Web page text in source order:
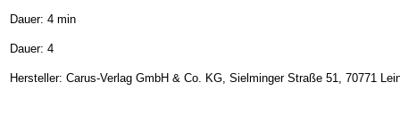
Dauer: 4 min
Dauer: 4
Hersteller: Carus-Verlag GmbH & Co. KG, Sielminger Straße 51, 70771